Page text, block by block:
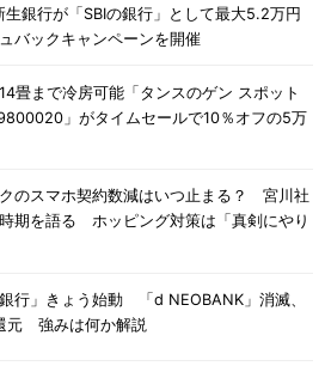
銀行が「SBIの銀行」として最大5.2万円
バックキャンペーンを開催
畳まで冷房可能「タンスのゲン スポット
」がタイムセールで10％オフの5万
のスマホ契約数減はいつ止まる？ 宮川社
期を語る ホッピング対策は「真剣にやり
銀行」きょう始動 「d NEOBANK」消滅、
元 強みは何か解説